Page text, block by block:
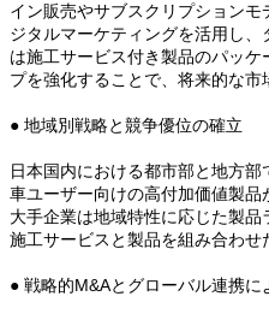
イン販売やサブスクリプション
ジタルマーケティングを活用し
は施工サービス付き製品のパッ
プを強化することで、将来的な市
● 地域別戦略と競争優位の確立
日本国内における都市部と地方
車ユーザー向けの高付加価値製品
大手企業は地域特性に応じた製
施工サービスと製品を組み合わせ
● 戦略的M&Aとグローバル連携に